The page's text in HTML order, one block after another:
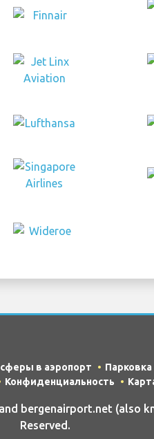
в аэропорт Парковка
Конфиденциальность
bergenairport.net (also
Reserved.